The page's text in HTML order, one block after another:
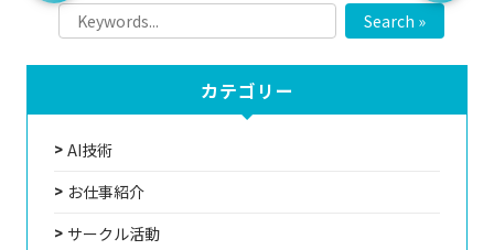
Search »
カテゴリー
AI技術
お仕事紹介
サークル活動